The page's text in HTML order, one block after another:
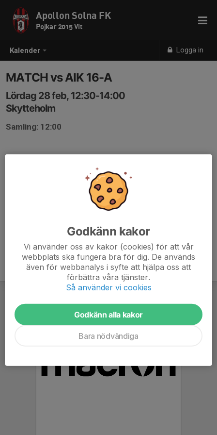
Kalender Logga in
Apollon Solna FK
Pojkar 2015 Vit
MATCH vs AIK 16-A
Lördag 28 feb, 12:30-14:00
Skytteholm
Samling: 12:00
Godkänn kakor
Vi använder oss av kakor (cookies) för att vår
webbplats ska fungera bra för dig. De används
även för webbanalys i syfte att hjälpa oss att
förbättra våra tjänster.
Så använder vi cookies
Godkänn alla kakor
Bara nödvändiga